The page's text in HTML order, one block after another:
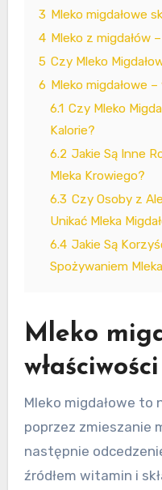
3 Mleko migdałowe
4 Mleko z migdałów
5 Czy Mleko
6 Mleko migdałowe
6.1 Czy Mleko
Kalorie?
6.2 Jakie Są Inne
Mleka Krowiego?
6.3 Czy Osoby z
Unikać Mleka
6.4 Jakie Są
Spożywaniem
Mleko
właściwości
Mleko migdałowe to
poprzez zmieszanie
następnie
źródłem witamin i